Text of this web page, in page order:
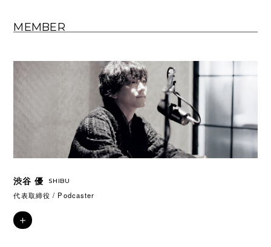
MEMBER
渋谷 優 SHIBU
代表取締役 / Podcaster
＋